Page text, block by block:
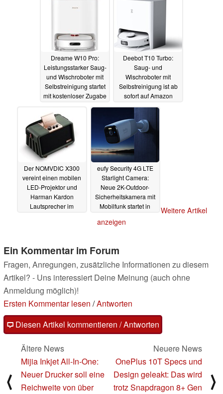
Dreame W10 Pro:
Leistungsstarker Saug-
und Wischroboter mit
Selbstreinigung startet
mit kostenloser Zugabe
Deebot T10 Turbo:
Saug- und
Wischroboter mit
Selbstreinigung ist ab
sofort auf Amazon
erhältlich18.06.2022
Der NOMVDIC X300
vereint einen mobilen
LED-Projektor und
Harman Kardon
Lautsprecher im
eufy Security 4G LTE
Starlight Camera:
Neue 2K-Outdoor-
Sicherheitskamera mit
Mobilfunk startet in
Weitere Artikel
anzeigen
Ein Kommentar im Forum
Fragen, Anregungen, zusätzliche Informationen zu diesem
Artikel? - Uns interessiert Deine Meinung (auch ohne
Anmeldung möglich)!
Ersten Kommentar lesen /Antworten
Diesen Artikel kommentieren / Antworten
⟨
Ältere News
Mijia Inkjet All-In-One:
Neuer Drucker soll eine
Reichweite von über
Neuere News
OnePlus 10T Specs und
Design geleakt: Das wird
trotz Snapdragon 8+ Gen
⟩